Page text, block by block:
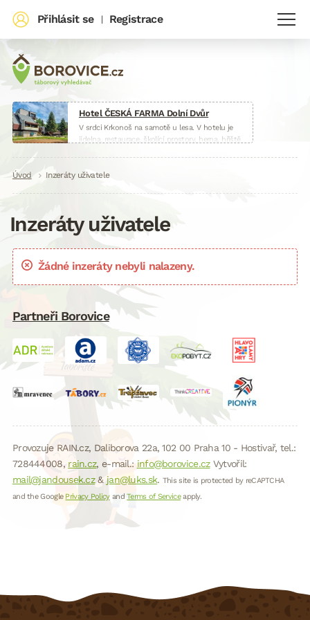
Hotel ČESKÁ FARMA Dolní Dvůr
V srdci Krkonoš na samotě u lesa. V hotelu je
jídelna, restaurace, školící prostory, herna, hřiště
Přihlásit se | Registrace
Drobečková
Úvod Inzeráty uživatele
Inzeráty uživatele
Žádné inzeráty nebyli nalazeny.
Partneři Borovice
Provozuje RAIN.cz, Daliborova 22a, 102 00 Praha 10 - Hostivař, tel.:
728444008, rain.cz, e-mail.: info@borovice.czVytvořil:
mail@jandousek.cz& jan@luks.sk. This site is protected by reCAPTCHA
and the Google Privacy PolicyandTerms of Serviceapply.